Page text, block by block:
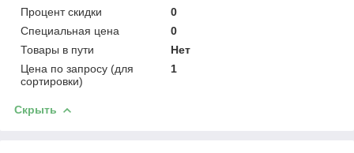
Процент скидки
0
Специальная цена
0
Товары в пути
Нет
Цена по запросу (для
сортировки)
1
Скрыть